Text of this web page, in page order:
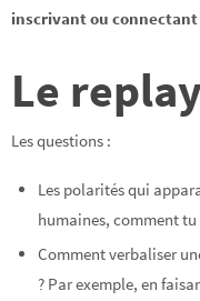
inscrivant ou connectant
Le
Les questions :
Les polarités qui
humaines, comment tu
Comment verbaliser
? Par exemple, en